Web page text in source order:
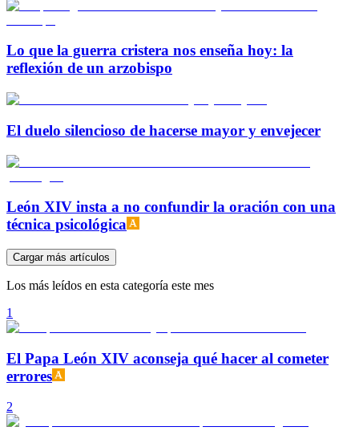
Lo que la guerra cristera nos enseña hoy: la
reflexión de un arzobispo
El duelo silencioso de hacerse mayor y envejecer
León XIV insta a no confundir la oración con una
técnica psicológica
Cargar más artículos
Los más leídos en esta categoría este mes
1
El Papa León XIV aconseja qué hacer al cometer
errores
2